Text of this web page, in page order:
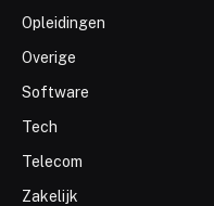
Opleidingen
Overige
Software
Tech
Telecom
Zakelijk